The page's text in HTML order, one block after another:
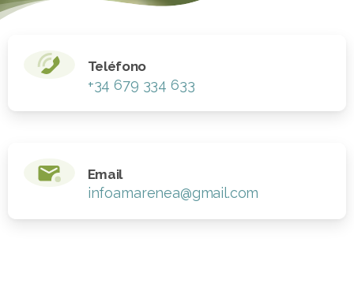
Teléfono
+34 679 334 633
Email
infoamarenea@gmail.com